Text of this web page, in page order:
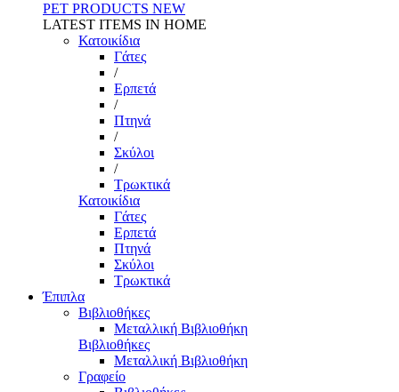
PET PRODUCTS NEW
LATEST ITEMS IN HOME
Κατοικίδια
Γάτες
/
Ερπετά
/
Πτηνά
/
Σκύλοι
/
Τρωκτικά
Κατοικίδια
Γάτες
Ερπετά
Πτηνά
Σκύλοι
Τρωκτικά
Έπιπλα
Βιβλιοθήκες
Μεταλλική Βιβλιοθήκη
Βιβλιοθήκες
Μεταλλική Βιβλιοθήκη
Γραφείο